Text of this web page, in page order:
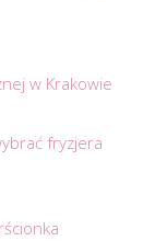
w Krakowie
fryzjera